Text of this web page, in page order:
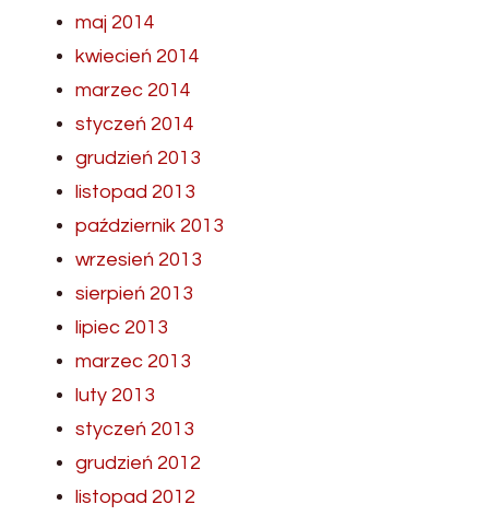
maj 2014
kwiecień 2014
marzec 2014
styczeń 2014
grudzień 2013
listopad 2013
październik 2013
wrzesień 2013
sierpień 2013
lipiec 2013
marzec 2013
luty 2013
styczeń 2013
grudzień 2012
listopad 2012